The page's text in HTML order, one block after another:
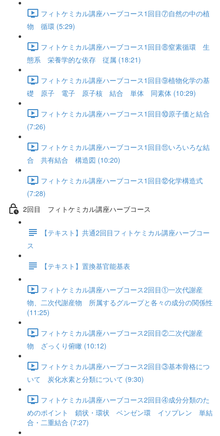
フィトケミカル講座ハーブコース1回目⑦自然の中の植
物 循環 (5:29)
フィトケミカル講座ハーブコース1回目⑧窒素循環 生
態系 栄養学的な依存 従属 (18:21)
フィトケミカル講座ハーブコース1回目⑨植物化学の基
礎 原子 電子 原子核 結合 単体 同素体 (10:29)
フィトケミカル講座ハーブコース1回目⑩原子価と結合
(7:26)
フィトケミカル講座ハーブコース1回目⑪いろいろな結
合 共有結合 構造図 (10:20)
フィトケミカル講座ハーブコース1回目⑫化学構造式
(7:28)
2回目 フィトケミカル講座ハーブコース
【テキスト】共通2回目フィトケミカル講座ハーブコー
ス
【テキスト】置換基官能基表
フィトケミカル講座ハーブコース2回目①一次代謝産
物、二次代謝産物 所属するグループと各々の成分の関係性
(11:25)
フィトケミカル講座ハーブコース2回目②二次代謝産
物 ざっくり俯瞰 (10:12)
フィトケミカル講座ハーブコース2回目③基本骨格につ
いて 炭化水素と分類について (9:30)
フィトケミカル講座ハーブコース2回目④成分分類のた
めのポイント 鎖状・環状 ベンゼン環 イソプレン 単結
合・二重結合 (7:27)